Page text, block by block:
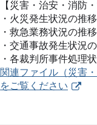
【災害・治安・消防・
・火災発生状況の推移
・救急業務状況の推移
・交通事故発生状況
・各裁判所事件処
関連ファイル（災害
をご覧ください